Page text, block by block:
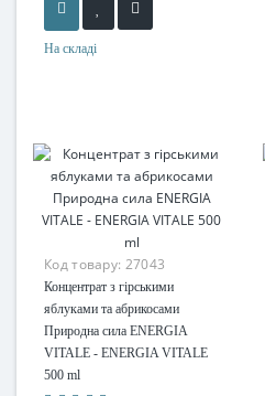
На складі
Код товару: 27043
Концентрат з гірськими
яблуками та абрикосами
Природна сила ENERGIA
VITALE - ENERGIA VITALE
500 ml